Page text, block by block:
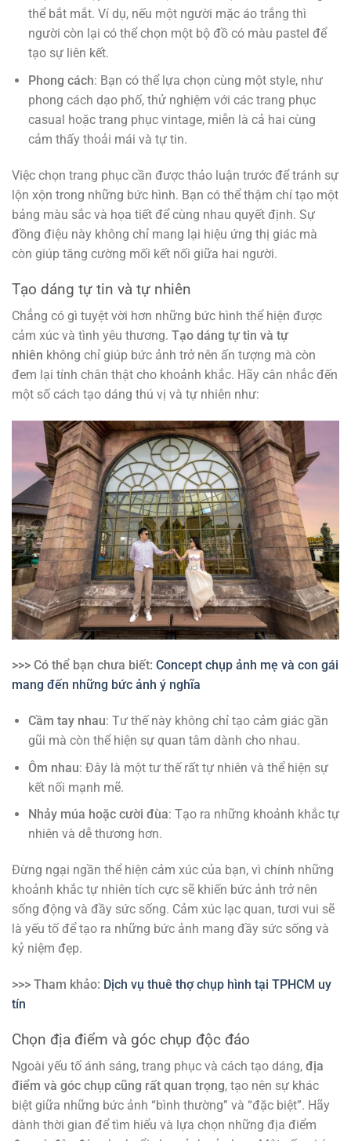
thể bắt mắt. Ví dụ, nếu một người mặc áo trắng thì
người còn lại có thể chọn một bộ đồ có màu pastel để
tạo sự liên kết.
Phong cách: Bạn có thể lựa chọn cùng một style, như
phong cách dạo phố, thử nghiệm với các trang phục
casual hoặc trang phục vintage, miễn là cả hai cùng
cảm thấy thoải mái và tự tin.
Việc chọn trang phục cần được thảo luận trước để tránh sự
lộn xộn trong những bức hình. Bạn có thể thậm chí tạo một
bảng màu sắc và họa tiết để cùng nhau quyết định. Sự
đồng điệu này không chỉ mang lại hiệu ứng thị giác mà
còn giúp tăng cường mối kết nối giữa hai người.
Tạo dáng tự tin và tự nhiên
Chẳng có gì tuyệt vời hơn những bức hình thể hiện được
cảm xúc và tình yêu thương. Tạo dáng tự tin và tự
nhiên không chỉ giúp bức ảnh trở nên ấn tượng mà còn
đem lại tính chân thật cho khoảnh khắc. Hãy cân nhắc đến
một số cách tạo dáng thú vị và tự nhiên như:
>>> Có thể bạn chưa biết: Concept chụp ảnh mẹ và con gái
mang đến những bức ảnh ý nghĩa
Cầm tay nhau: Tư thế này không chỉ tạo cảm giác gần
gũi mà còn thể hiện sự quan tâm dành cho nhau.
Ôm nhau: Đây là một tư thế rất tự nhiên và thể hiện sự
kết nối mạnh mẽ.
Nhảy múa hoặc cười đùa: Tạo ra những khoảnh khắc tự
nhiên và dễ thương hơn.
Đừng ngại ngần thể hiện cảm xúc của bạn, vì chính những
khoảnh khắc tự nhiên tích cực sẽ khiến bức ảnh trở nên
sống động và đầy sức sống. Cảm xúc lạc quan, tươi vui sẽ
là yếu tố để tạo ra những bức ảnh mang đầy sức sống và
kỷ niệm đẹp.
>>> Tham khảo: Dịch vụ thuê thợ chụp hình tại TPHCM uy
tín
Chọn địa điểm và góc chụp độc đáo
Ngoài yếu tố ánh sáng, trang phục và cách tạo dáng, địa
điểm và góc chụp cũng rất quan trọng, tạo nên sự khác
biệt giữa những bức ảnh “bình thường” và “đặc biệt”. Hãy
dành thời gian để tìm hiểu và lựa chọn những địa điểm